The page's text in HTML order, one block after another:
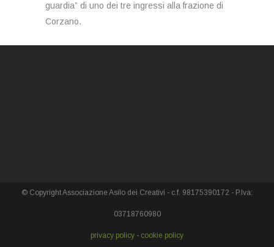
guardia” di uno dei tre ingressi alla frazione di
Corzano.
© Copyright Associazione Asilo dei Creativi - c.f. 98175390172 - P.Iva:
03718760980
privacy policy - cookie policy